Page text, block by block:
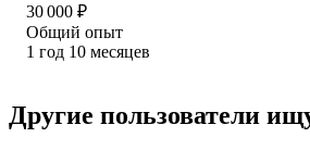
30 000 ₽
Общий опыт
1 год 10 месяцев
Другие пользователи